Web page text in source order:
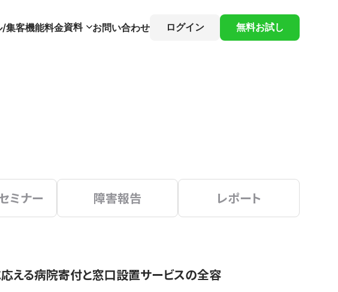
/集客機能料金資料 お問い合わせ ログイン 無料お試し
ミナー 障害報告 レポート
える病院寄付と窓口設置サービスの全容